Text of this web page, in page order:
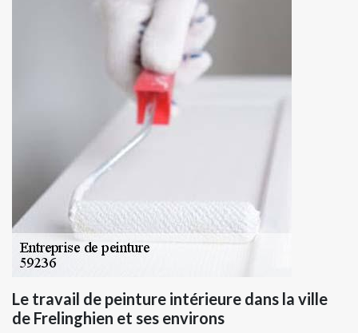
Le travail de peinture intérieure dans la ville
de Frelinghien et ses environs